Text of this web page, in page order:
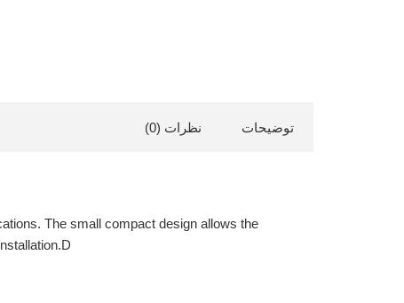
توضیحات نظرات (0)
The small compact design allows the
D